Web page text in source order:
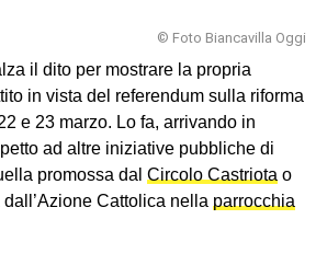
© Foto Biancavilla Oggi
il dito per mostrare la propria
in vista del referendum sulla riforma
e 23 marzo. Lo fa, arrivando in
ad altre iniziative pubbliche di
promossa dal Circolo Castriotao
Cattolica nella parrocchia